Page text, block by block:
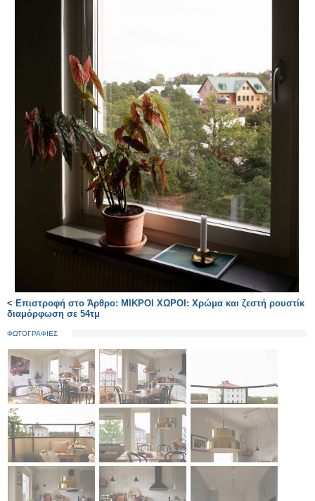
< Επιστροφή στο Άρθρο: ΜΙΚΡΟΙ ΧΩΡΟΙ: Χρώμα και ζεστή ρουστίκ
διαμόρφωση σε 54τμ
ΦΩΤΟΓΡΑΦΙΕΣ